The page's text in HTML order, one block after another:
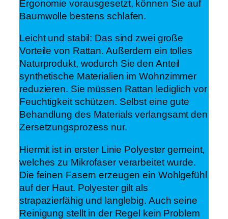
Ergonomie vorausgesetzt, können Sie auf
Baumwolle bestens schlafen.
Leicht und stabil: Das sind zwei große
Vorteile von Rattan. Außerdem ein tolles
Naturprodukt, wodurch Sie den Anteil
synthetische Materialien im Wohnzimmer
reduzieren. Sie müssen Rattan lediglich vor
Feuchtigkeit schützen. Selbst eine gute
Behandlung des Materials verlangsamt den
Zersetzungsprozess nur.
Hiermit ist in erster Linie Polyester gemeint,
welches zu Mikrofaser verarbeitet wurde.
Die feinen Fasern erzeugen ein Wohlgefühl
auf der Haut. Polyester gilt als
strapazierfähig und langlebig. Auch seine
Reinigung stellt in der Regel kein Problem